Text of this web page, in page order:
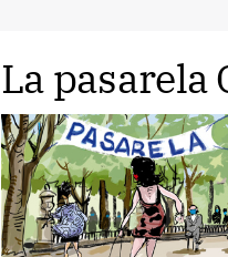
La pasarela